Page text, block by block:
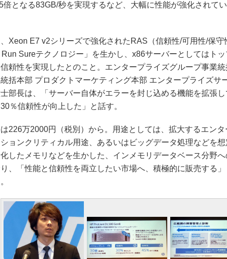
倍となる83GB/秒を実現するなど、大幅に性能が強化されて
Xeon E7 v2シリーズで強化されたRAS（信頼性/可用性/保守
Run Sureテクノロジー」を生かし、x86サーバーとしてはト
頼性を実現したとのこと。エンタープライズグループ事業
括本部 プロダクトマーケティング本部 エンタープライズサ
部長は、「サーバー自体がエラーを封じ込める機能を拡張
％信頼性が向上した」と話す。
226万2000円（税別）から。用途としては、拡大するエンタ
ョンクリティカル用途、あるいはビッグデータ処理などを想
したメモリなどを生かした、インメモリデータベース分野
、「性能と信頼性を両立したい市場へ、積極的に販売する」